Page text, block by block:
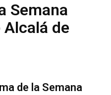
Semana
Alcalá de
de la Semana